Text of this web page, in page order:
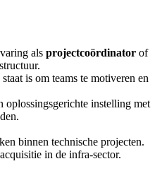
als projectcoördinator of
is om teams te motiveren en
oplossingsgerichte instelling met
binnen technische projecten.
in de infra-sector.